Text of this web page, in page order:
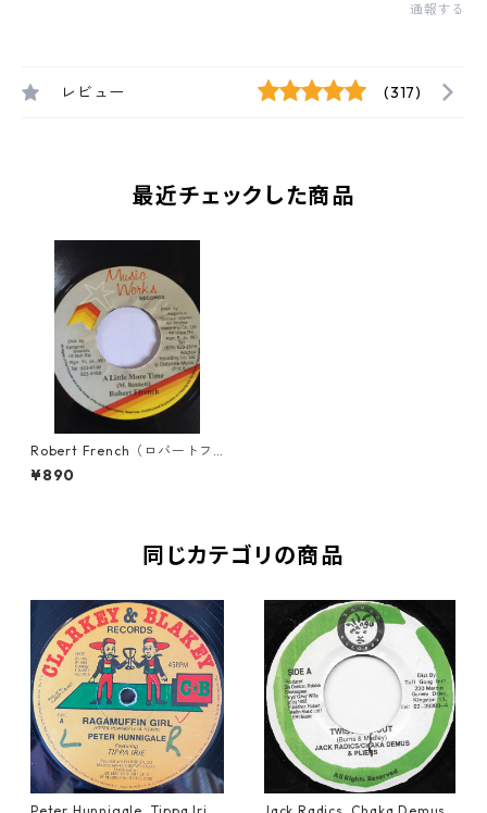
通報する
レビュー (317)
最近チェックした商品
Robert French（ロバートフ
レンチ） - A little more tim
e 【7'】
¥890
同じカテゴリの商品